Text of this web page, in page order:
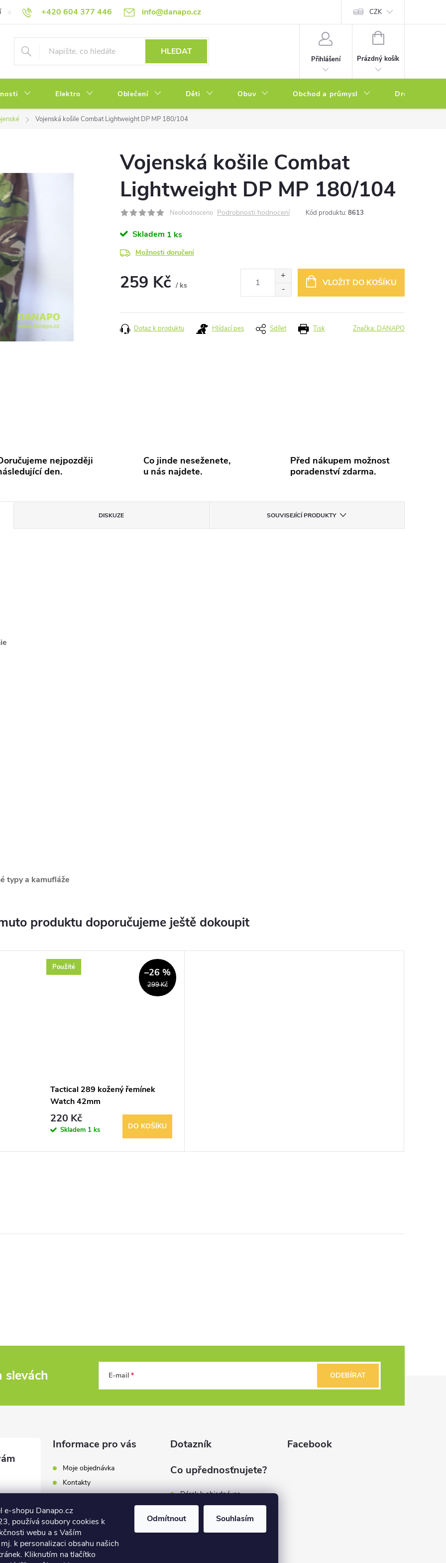
e-shopu Danapo.cz
používá soubory cookies k
webu a s Vaším
k personalizaci obsahu našich
Kliknutím na tlačítko
Odmítnout Souhlasím
+420 604 377 446 info@danapo.cz
Hodnocení obchodu Obchodní podmínky Reklamace a výměna zboží Podmínky ochrany osobních údajů Soubory cookies
CZK
HLEDAT
Přihlášení
NÁKUPNÍ
Prázdný košík
Elektro Oblečení Děti Obuv Obchod a průmysl Drogerie
Vojenská košile Combat Lightweight DP MP 180/104
Vojenská košile Combat
Lightweight DP MP 180/104
Neohodnoceno Podrobnosti hodnocení Kód produktu: 8613
Skladem 1 ks
Možnosti doručení
259 Kč / ks
VLOŽIT DO KOŠÍKU
Tisk
Dotaz k produktu Hlídací pes Sdílet Značka: DANAPO
nejpozději
den.
Co jinde neseženete,
u nás najdete.
Před nákupem možnost
poradenství zdarma.
DISKUZE SOUVISEJÍCÍ PRODUKTY
typy a kamufláže
produktu doporučujeme ještě dokoupit
Použité
299 Kč
–26 %
Tactical 289 kožený řemínek
Watch 42mm
220 Kč
Skladem 1 ks DO KOŠÍKU
slevách E-mail ODEBÍRAT
446
Informace pro vás
Moje objednávka
Kontakty
Hodnocení obchodu
Obchodní podmínky
Reklamace a výměna zboží
Podmínky ochrany osobních
Dotazník
Co upřednosťnujete?
Dárek k objednávce
Dopravu zdarma
Facebook